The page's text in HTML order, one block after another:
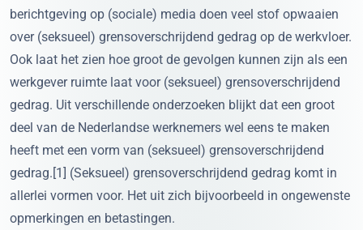
berichtgeving op (sociale) media doen veel stof opwaaien
over (seksueel) grensoverschrijdend gedrag op de werkvloer.
Ook laat het zien hoe groot de gevolgen kunnen zijn als een
werkgever ruimte laat voor (seksueel) grensoverschrijdend
gedrag. Uit verschillende onderzoeken blijkt dat een groot
deel van de Nederlandse werknemers wel eens te maken
heeft met een vorm van (seksueel) grensoverschrijdend
gedrag.[1] (Seksueel) grensoverschrijdend gedrag komt in
allerlei vormen voor. Het uit zich bijvoorbeeld in ongewenste
opmerkingen en betastingen.